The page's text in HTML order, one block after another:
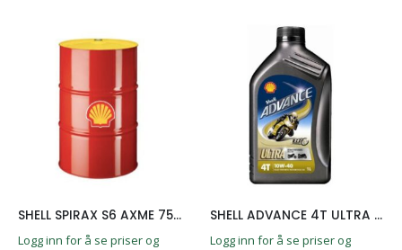
SHELL SPIRAX S6 AXME 75W-90 209L
Logg inn for å se priser og
SHELL ADVANCE 4T ULTRA 10W-40 1L
Logg inn for å se priser og